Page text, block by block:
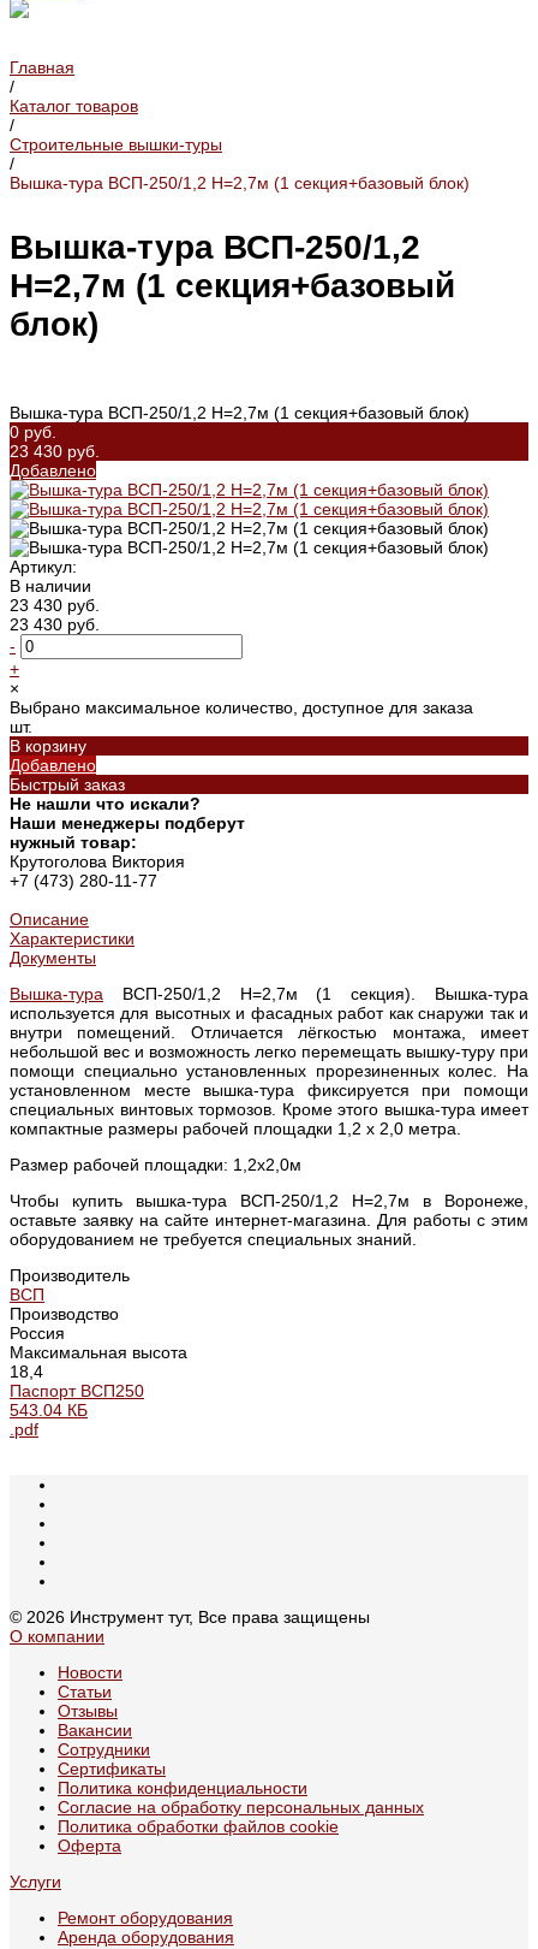
Главная
/
Каталог товаров
/
Строительные вышки-туры
/
Вышка-тура ВСП-250/1,2 Н=2,7м (1 секция+базовый блок)
Вышка-тура ВСП-250/1,2
Н=2,7м (1 секция+базовый
блок)
Вышка-тура ВСП-250/1,2 Н=2,7м (1 секция+базовый блок)
0 руб.
23 430 руб.
Добавлено
Артикул:
В наличии
23 430 руб.
23 430 руб.
-
+
×
Выбрано максимальное количество, доступное для заказа
шт.
В корзину
Добавлено
Быстрый заказ
Не нашли что искали?
Наши менеджеры подберут
нужный товар:
Крутоголова Виктория
+7 (473) 280-11-77
Описание
Характеристики
Документы
Вышка-тура ВСП-250/1,2 Н=2,7м (1 секция). Вышка-тура
используется для высотных и фасадных работ как снаружи так и
внутри помещений. Отличается лёгкостью монтажа, имеет
небольшой вес и возможность легко перемещать вышку-туру при
помощи специально установленных прорезиненных колес. На
установленном месте вышка-тура фиксируется при помощи
специальных винтовых тормозов. Кроме этого вышка-тура имеет
компактные размеры рабочей площадки 1,2 х 2,0 метра.
Размер рабочей площадки: 1,2х2,0м
Чтобы купить вышка-тура ВСП-250/1,2 Н=2,7м в Воронеже,
оставьте заявку на сайте интернет-магазина. Для работы с этим
оборудованием не требуется специальных знаний.
Производитель
ВСП
Производство
Россия
Максимальная высота
18,4
Паспорт ВСП250
543.04 КБ
.pdf
© 2026 Инструмент тут, Все права защищены
О компании
Новости
Статьи
Отзывы
Вакансии
Сотрудники
Сертификаты
Политика конфиденциальности
Согласие на обработку персональных данных
Политика обработки файлов cookie
Оферта
Услуги
Ремонт оборудования
Аренда оборудования